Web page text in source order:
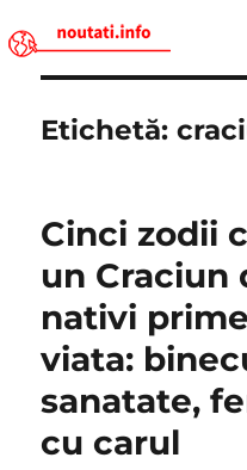
Etichetă:
Cinci zodii
un Craciun
nativi
viata:
sanatate,
cu carul